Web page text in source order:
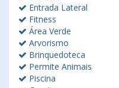
Entrada Lateral
Fitness
Área Verde
Arvorismo
Brinquedoteca
Permite Animais
Piscina